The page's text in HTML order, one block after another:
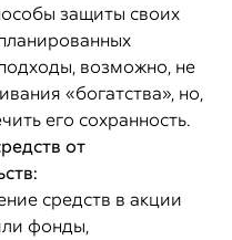
защиты своих
возможно, не
«богатства», но,
его сохранность.
от
средств в акции
фонды,